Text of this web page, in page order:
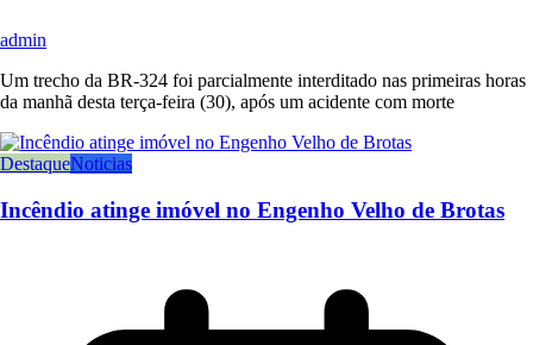
admin
Um trecho da BR-324 foi parcialmente interditado nas primeiras horas
da manhã desta terça-feira (30), após um acidente com morte
DestaqueNoticias
Incêndio atinge imóvel no Engenho Velho de Brotas